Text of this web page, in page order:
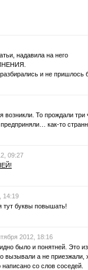
надавила на него
и не пришлось
То прождали три
как-то
09:27
14:19
тут буквы повышать!
2012, 18:16
было и понятней. Это
вызывали а не
со слов соседей.